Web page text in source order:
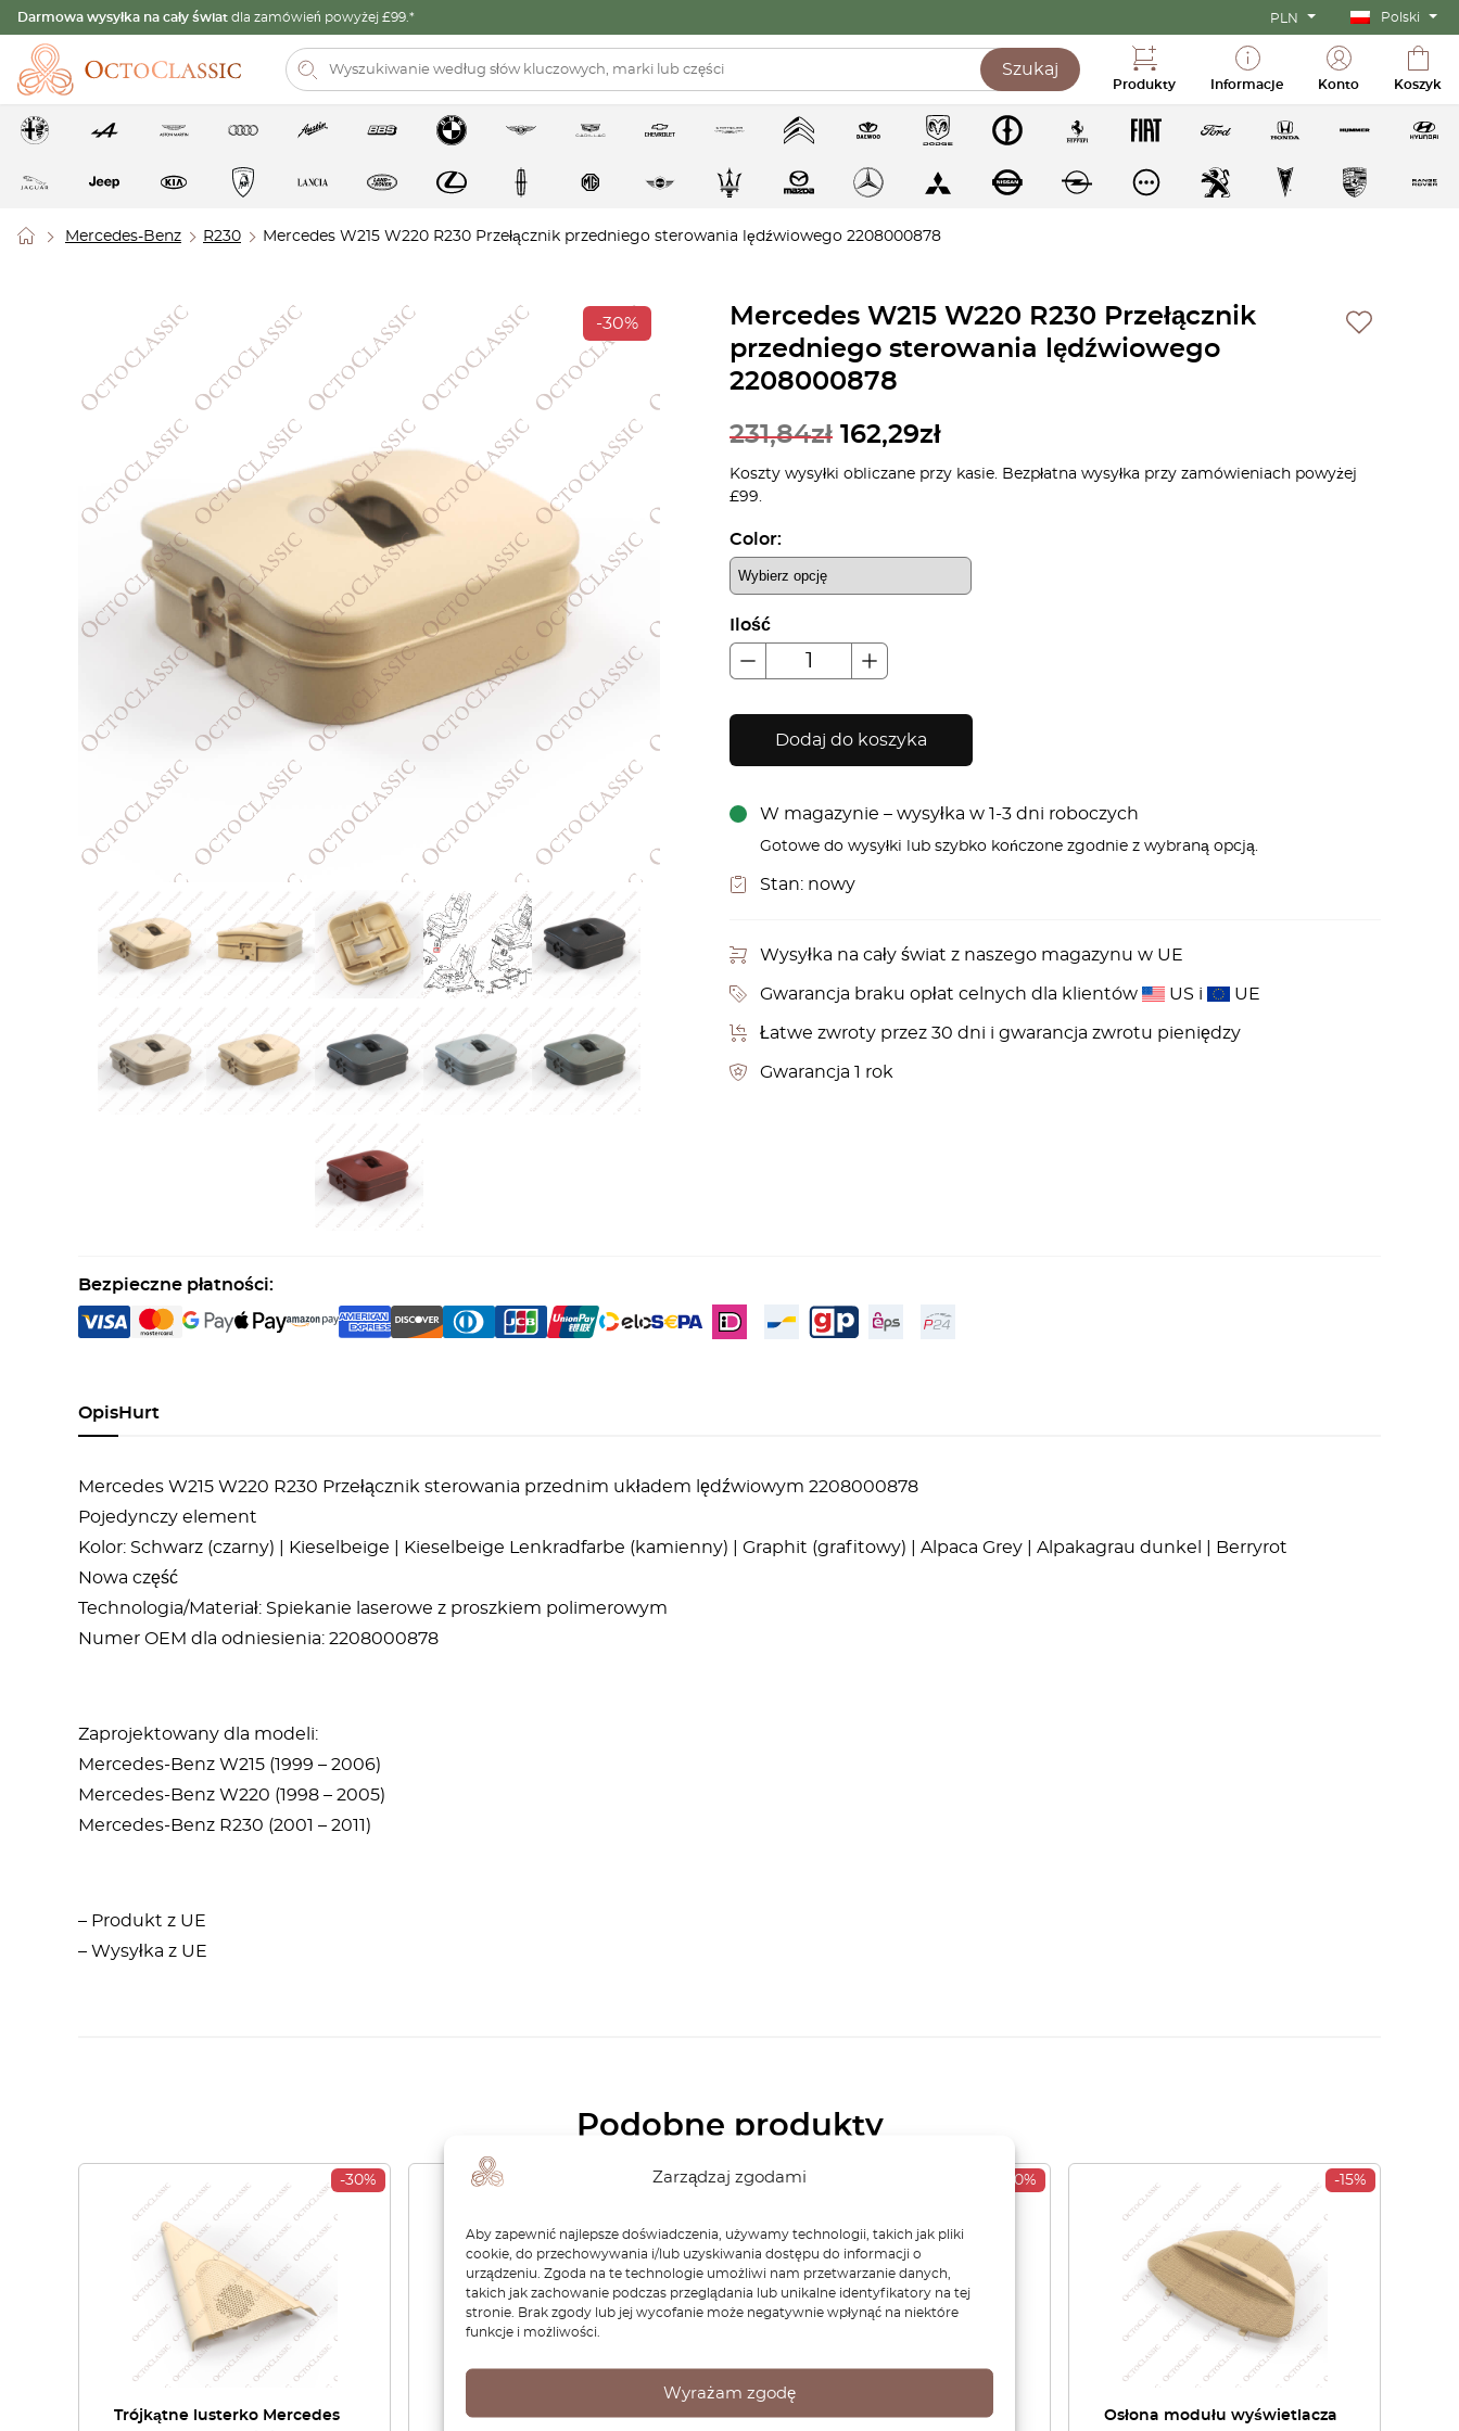
Zarządzaj zgodami
Aby zapewnić najlepsze doświadczenia, używamy technologii, takich jak pliki
cookie, do przechowywania i/lub uzyskiwania dostępu do informacji o
urządzeniu. Zgoda na te technologie umożliwi nam przetwarzanie danych,
takich jak zachowanie podczas przeglądania lub unikalne identyfikatory na tej
stronie. Brak zgody lub jej wycofanie może negatywnie wpłynąć na niektóre
funkcje i możliwości.
Wyrażam zgodę
Darmowa wysyłka na cały świat dla zamówień powyżej £99.* PLN Polski
Szukaj
Produkty Informacje Konto Koszyk
Mercedes-Benz R230 Mercedes W215 W220 R230 Przełącznik przedniego sterowania lędźwiowego 2208000878
-30%
Mercedes W215 W220 R230 Przełącznik
przedniego sterowania lędźwiowego
2208000878
231,84zł 162,29zł
Koszty wysyłki obliczane przy kasie. Bezpłatna wysyłka przy zamówieniach powyżej
£99.
Color:
Ilość
Dodaj do koszyka
W magazynie – wysyłka w 1-3 dni roboczych
Gotowe do wysyłki lub szybko kończone zgodnie z wybraną opcją.
Stan: nowy
Wysyłka na cały świat z naszego magazynu w UE
Gwarancja braku opłat celnych dla klientów US i UE
Łatwe zwroty przez 30 dni i gwarancja zwrotu pieniędzy
Gwarancja 1 rok
Bezpieczne płatności:
OpisHurt
Mercedes W215 W220 R230 Przełącznik sterowania przednim układem lędźwiowym 2208000878
Pojedynczy element
Kolor: Schwarz (czarny) | Kieselbeige | Kieselbeige Lenkradfarbe (kamienny) | Graphit (grafitowy) | Alpaca Grey | Alpakagrau dunkel | Berryrot
Nowa część
Technologia/Materiał: Spiekanie laserowe z proszkiem polimerowym
Numer OEM dla odniesienia: 2208000878
Zaprojektowany dla modeli:
Mercedes-Benz W215 (1999 – 2006)
Mercedes-Benz W220 (1998 – 2005)
Mercedes-Benz R230 (2001 – 2011)
– Produkt z UE
– Wysyłka z UE
Podobne produkty
-30%
Trójkątne lusterko Mercedes
Mercedes R230 Car Cover
-30%
Zaślepka przedniego haka
-15%
Osłona modułu wyświetlacza